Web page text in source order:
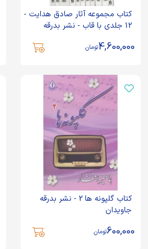
کتاب مجموعه آثار صادق هدایت -
12 جلدی با قاب - نشر بدرقه
4,600,000تومان
کتاب گلپونه ها 2 - نشر بدرقه
جاویدان
600,000تومان